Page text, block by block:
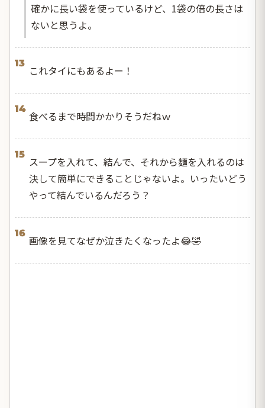
確かに長い袋を使っているけど、1袋の倍の長さは
ないと思うよ。
13
これタイにもあるよー！
14
食べるまで時間かかりそうだねｗ
15
スープを入れて、結んで、それから麵を入れるのは
決して簡単にできることじゃないよ。いったいどう
やって結んでいるんだろう？
16
画像を見てなぜか泣きたくなったよ😂🤣